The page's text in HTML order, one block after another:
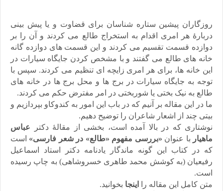
نشستهای علمی – پژوهشی
همایش های داخلی و بین المللی
گالری
گزارش تصویری
پادکست‌ها
ویدئو
یاد مفاخر
نسخه و سند
با میراث
درباره ما
تماس با ما
عضویت در خبرنامه
کتابشناسی
فروشگاه کتاب
■ پخش زنده
♥ حامیان
دانشگاه افغانستان
فهرست
روزگاران پیشین ستاره شناسان برای قضاوت و یا پیش بینی
دربارۀ هر امری اقدام به استخراج طالع می کردند و آن را بر
دوازده قسمت تقسیم می کردند و این قسمت های دوازده گانه
خانه های طالع می گفتند و با مشخص کردن جایگاه سیارات در
این خانه ها، برای هر امری زایچه ای تنظیم می کردند. سپس با
توجه به جایگاه سیارات در برج ها و محل برج ها در خانه های
طالع به نیک بختی یا شوربختی در امر مفترض حکم می کردند.
ما در این مقاله بر آنیم که در باب این امور به کندوکاو بپردازیم و
بیتی چند از اشعار شاعران را توضیح دهیم.
نوشتاری که در بالا آمده است، بخشی از مقالۀ دکتر عباس
ماهیار با عنوان «بررسی مفهوم «طالع» در شعر فارسی» است
که در کتاب این گونه ماندگار یادنامه دکتر استاد اسماعیل
رفیعیان (به کوشش محمد طاهری خسروشاهی) به چاپ رسیده
است.
متن کامل این مقاله را
اینجا بخوانید.